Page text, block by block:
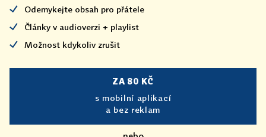
Odemykejte obsah pro přátele
Články v audioverzi + playlist
Možnost kdykoliv zrušit
ZA 80 KČ
s mobilní aplikací
a bez reklam